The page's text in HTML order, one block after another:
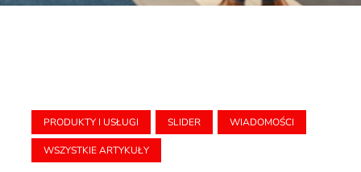
PRODUKTY I USŁUGI SLIDER WIADOMOŚCI
WSZYSTKIE ARTYKUŁY